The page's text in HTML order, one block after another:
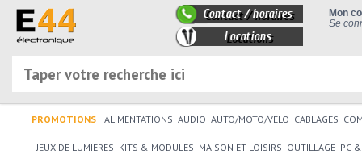
Mon
Se
Contact / horaires
Locations
PROMOTIONS ALIMENTATIONS AUDIO AUTO/MOTO/VELO CABLAGES
JEUX DE LUMIERES KITS & MODULES MAISON ET LOISIRS OUTILLAGE PC